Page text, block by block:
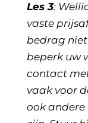
Les 3:
vaste
bedrag
beperk uw
contact
vaak voor
ook